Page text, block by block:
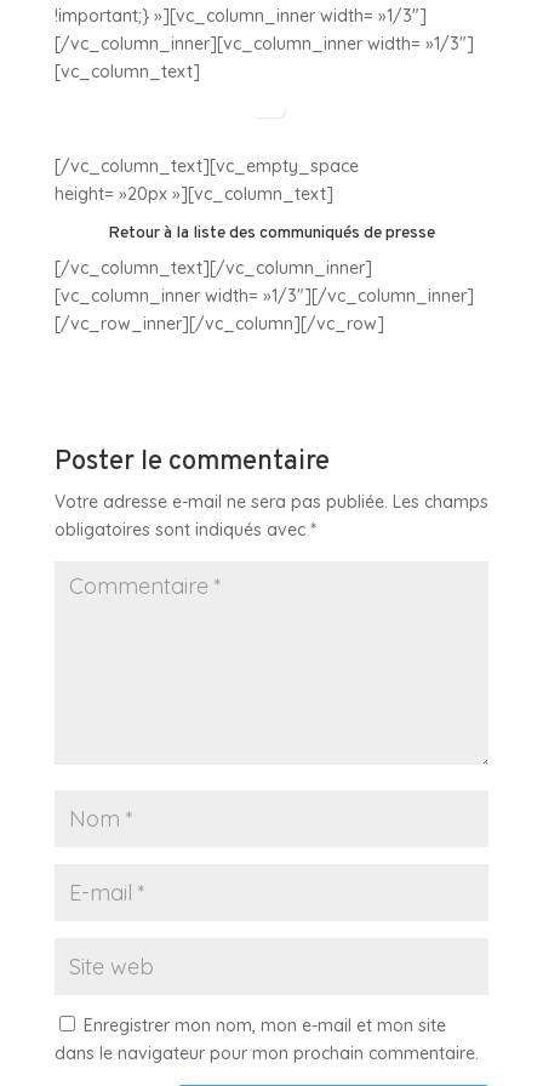
!important;} »][vc_column_inner width= »1/3″]
[/vc_column_inner][vc_column_inner width= »1/3″]
[vc_column_text]
[/vc_column_text][vc_empty_space
height= »20px »][vc_column_text]
Retour à la liste des communiqués de presse
[/vc_column_text][/vc_column_inner]
[vc_column_inner width= »1/3″][/vc_column_inner]
[/vc_row_inner][/vc_column][/vc_row]
Poster le commentaire
Votre adresse e-mail ne sera pas publiée. Les champs
obligatoires sont indiqués avec *
Enregistrer mon nom, mon e-mail et mon site
dans le navigateur pour mon prochain commentaire.